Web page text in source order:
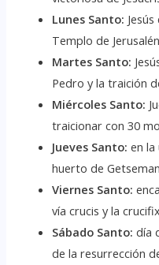
Lunes Santo:
Templo de
Martes Santo:
Pedro y la traición
Miércoles Santo:
traicionar con 30
Jueves Santo: en la
huerto de
Viernes Santo:
vía crucis y la
Sábado Santo: día
de la resurrección